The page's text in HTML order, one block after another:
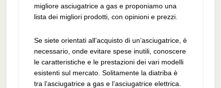
migliore asciugatrice a gas e proponiamo una
lista dei migliori prodotti, con opinioni e prezzi.
Se siete orientati all’acquisto di un’asciugatrice, è
necessario, onde evitare spese inutili, conoscere
le caratteristiche e le prestazioni dei vari modelli
esistenti sul mercato. Solitamente la diatriba è
tra l’asciugatrice a gas e l’asciugatrice elettrica.